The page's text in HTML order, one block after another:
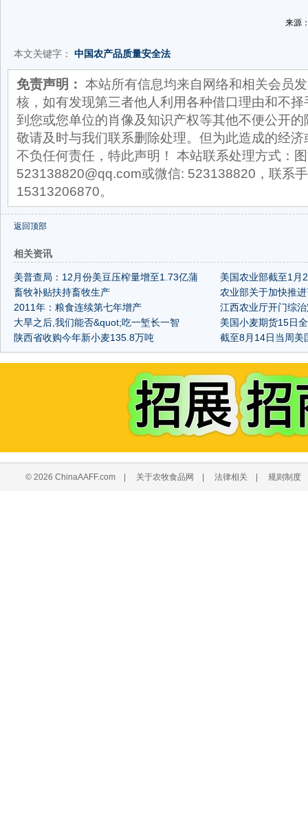
来源
本文关键字： 中国农产品质量安全法
免责声明： 本站所有信息均来自网络和相关会员
核，如有发现第三者他人利用各种借口理由和不
到您或您单位的肖像及知识产权等其他不便公开
敬请及时与我们联系删除处理。但为此造成的经
不负任何责任，特此声明！ 本站联系处理方式：
523138820@qq.com或微信: 523138820，联系
15313206870。
返回顶部
相关资讯
美普查局：12月份美豆压榨量增至1.73亿蒲
式耳
美国农业部截至1月
告
畜牧补贴扶持畜牧生产
农业部关于加快推
见
2011年：粮食连续第七年增产
江西农业厅开门综
大旱之后,我们能否&quot;吃一堑长一智
&quot;?
美国小麦期货15日
陕西省收购今年新小麦135.8万吨
截至8月14日当周美
© 2026 ChinaAAFF.com 关于农牧食品网 法律相关 规则制度